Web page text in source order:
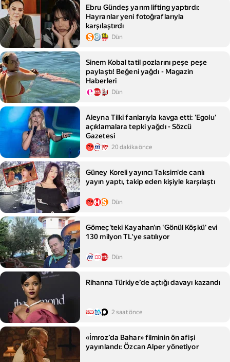
Ebru Gündeş yarım lifting yaptırdı:
Hayranlar yeni fotoğraflarıyla
karşılaştırdı
Dün
Sinem Kobal tatil pozlarını peşe peşe
paylaştı! Beğeni yağdı - Magazin
Haberleri
Dün
Aleyna Tilki fanlarıyla kavga etti: 'Egolu'
açıklamalara tepki yağdı - Sözcü
Gazetesi
20 dakika önce
Güney Koreli yayıncı Taksim'de canlı
yayın yaptı, takip eden kişiyle karşılaştı
Dün
Gömeç'teki Kayahan'ın 'Gönül Köşkü' evi
130 milyon TL'ye satılıyor
Dün
Rihanna Türkiye’de açtığı davayı kazandı
2 saat önce
«İmroz’da Bahar» filminin ön afişi
yayınlandı: Özcan Alper yönetiyor